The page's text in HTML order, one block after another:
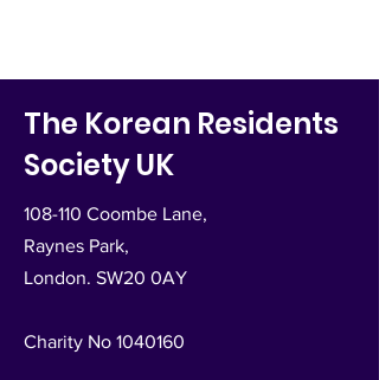
The Korean Residents
Society UK
108-110 Coombe Lane,
Raynes Park,
London. SW20 0AY
Charity No 1040160